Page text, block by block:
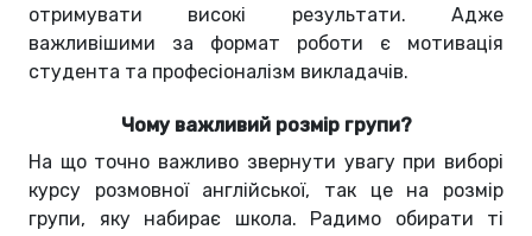
отримувати високі результати. Адже
важливішими за формат роботи є мотивація
студента та професіоналізм викладачів.
Чому важливий розмір групи?
На що точно важливо звернути увагу при виборі
курсу розмовної англійської, так це на розмір
групи, яку набирає школа. Радимо обирати ті